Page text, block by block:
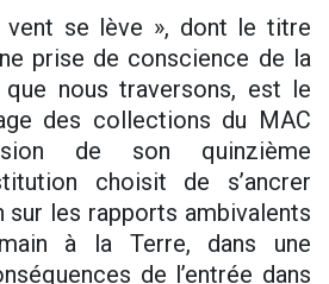
vent se lève », dont le titre
prise de conscience de la
nous traversons, est le
des collections du MAC
de son quinzième
choisit de s’ancrer
sur les rapports ambivalents
à la Terre, dans une
de l’entrée dans